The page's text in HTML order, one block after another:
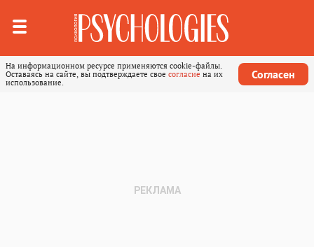
На информационном ресурсе применяются cookie-файлы.
Оставаясь на сайте, вы подтверждаете свое согласие на их
использование.
Согласен